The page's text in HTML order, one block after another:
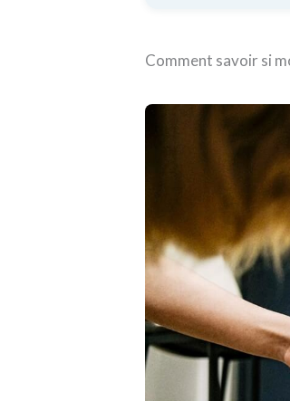
Comment savoir si